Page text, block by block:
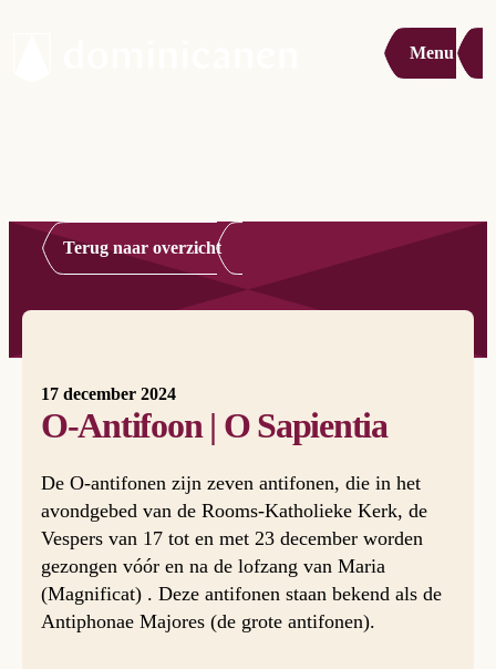
Menu
Terug naar overzicht
17 december 2024
O-Antifoon | O Sapientia
De O-antifonen zijn zeven antifonen, die in het
avondgebed van de Rooms-Katholieke Kerk, de
Vespers van 17 tot en met 23 december worden
gezongen vóór en na de lofzang van Maria
(Magnificat) . Deze antifonen staan bekend als de
Antiphonae Majores (de grote antifonen).